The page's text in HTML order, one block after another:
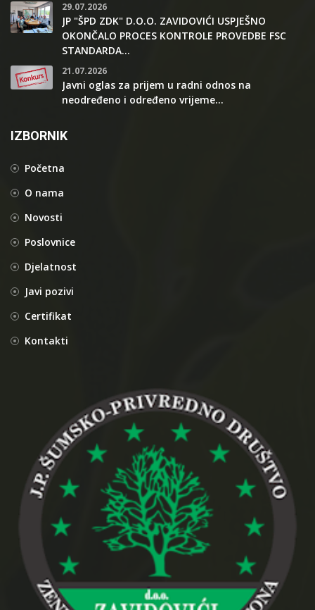
29.07.2026
JP "ŠPD ZDK" D.O.O. ZAVIDOVIĆI USPJEŠNO
OKONČALO PROCES KONTROLE PROVEDBE FSC
STANDARDA...
21.07.2026
Javni oglas za prijem u radni odnos na
neodređeno i određeno vrijeme...
IZBORNIK
Početna
O nama
Novosti
Poslovnice
Djelatnost
Javi pozivi
Certifikat
Kontakti